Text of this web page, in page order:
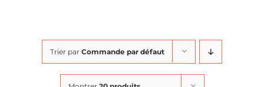
Trier par Commande par défaut